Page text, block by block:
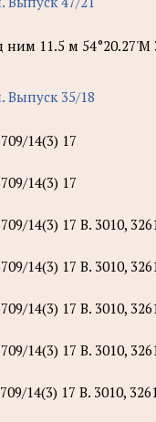
ним 11.5 м 54°20.27'М
Выпуск 35/18
14(3) 17
14(3) 17
14(3) 17 В. 3010,
14(3) 17 В. 3010,
14(3) 17 В. 3010,
14(3) 17 В. 3010,
14(3) 17 В. 3010,